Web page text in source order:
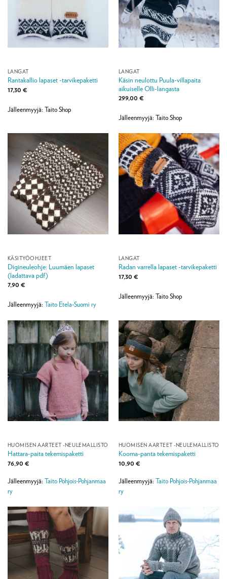
LANGAT
Rantakallio lapaset -tarvikepaketti
17,30 €
Jälleenmyyjä: Taito Shop
LANGAT
Käsin neulottu Puula-villapaita
aikuiselle Olli-langasta
299,00 €
Jälleenmyyjä: Taito Shop
KÄSITYÖOHJEET
Digineuleohje: Luumäen lapaset
(ladattava pdf)
7,90 €
Jälleenmyyjä: Taito Etela-Suomi ry
LANGAT
Radan varrella lapaset -tarvikepaketti
17,30 €
Jälleenmyyjä: Taito Shop
HUOMISEN AARTEET -NEULEMALLISTO
Hattara-paita tekemispaketti
76,90 €
Jälleenmyyjä: Taito Pohjois-Pohjanmaa
ry
HUOMISEN AARTEET -NEULEMALLISTO
Kooma-panta tekemispaketti
10,90 €
Jälleenmyyjä: Taito Pohjois-Pohjanmaa
ry